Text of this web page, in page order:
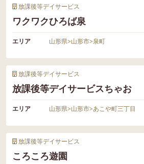
放課後等デイサービス
ワクワクひろば泉
エリア 山形県>山形市>泉町
放課後等デイサービス
放課後等デイサービスちゃお
エリア 山形県>山形市>あこや町三丁目
放課後等デイサービス
ころころ遊園